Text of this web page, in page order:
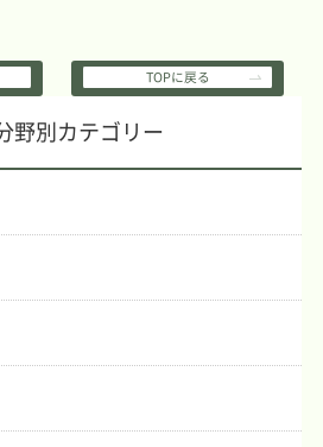
TOPに戻る
野別カテゴリー